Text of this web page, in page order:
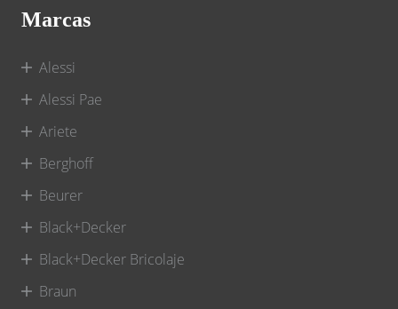
Marcas
Alessi
Alessi Pae
Ariete
Berghoff
Beurer
Black+Decker
Black+Decker Bricolaje
Braun